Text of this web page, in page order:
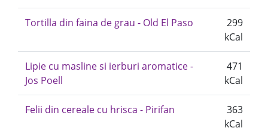
Tortilla din faina de grau - Old El Paso
299
kCal
Lipie cu masline si ierburi aromatice -
Jos Poell
471
kCal
Felii din cereale cu hrisca - Pirifan
363
kCal